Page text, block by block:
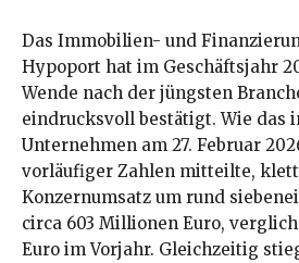
Das Immobilien- und
Hypoport hat im Geschäftsjahr
Wende nach der jüngsten
eindrucksvoll bestätigt. Wie das
Unternehmen am 27. Februar
vorläufiger Zahlen mitteilte,
Konzernumsatz um rund
circa 603 Millionen Euro,
Euro im Vorjahr. Gleichzeitig